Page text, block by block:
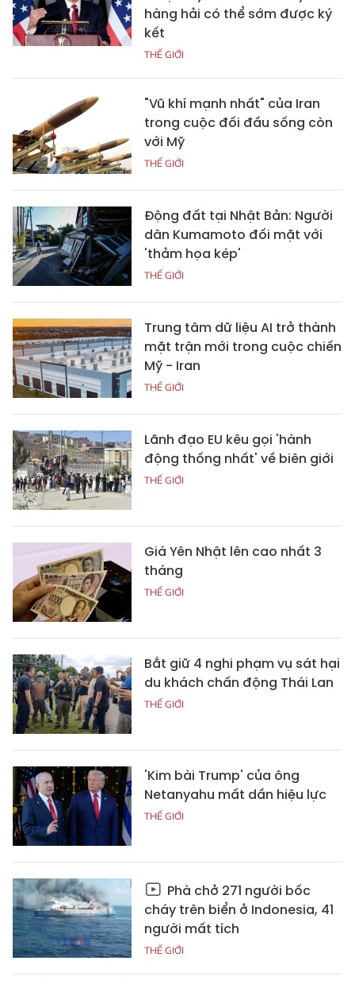
hàng hải có thể sớm được ký
kết
THẾ GIỚI
"Vũ khí mạnh nhất" của Iran
trong cuộc đối đầu sống còn
với Mỹ
THẾ GIỚI
Động đất tại Nhật Bản: Người
dân Kumamoto đối mặt với
'thảm họa kép'
THẾ GIỚI
Trung tâm dữ liệu AI trở thành
mặt trận mới trong cuộc chiến
Mỹ - Iran
THẾ GIỚI
Lãnh đạo EU kêu gọi 'hành
động thống nhất' về biên giới
THẾ GIỚI
Giá Yên Nhật lên cao nhất 3
tháng
THẾ GIỚI
Bắt giữ 4 nghi phạm vụ sát hại
du khách chấn động Thái Lan
THẾ GIỚI
'Kim bài Trump' của ông
Netanyahu mất dần hiệu lực
THẾ GIỚI
Phà chở 271 người bốc
cháy trên biển ở Indonesia, 41
người mất tích
THẾ GIỚI